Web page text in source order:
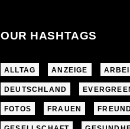
OUR HASHTAGS
ALLTAG ANZEIGE
DEUTSCHLAND
FOTOS FRAUEN